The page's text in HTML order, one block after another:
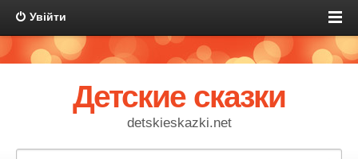
Увійти
Детские сказки
detskieskazki.net